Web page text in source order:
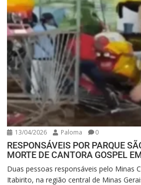
13/04/2026 Paloma 0
RESPONSÁVEIS POR PARQUE
MORTE DE CANTORA GOSPEL
Duas pessoas responsáveis pelo Minas
Itabirito, na região central de Minas